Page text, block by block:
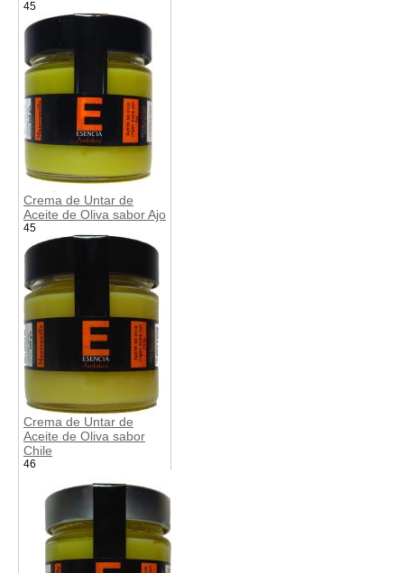
45
Crema de Untar de
Aceite de Oliva sabor Ajo
45
Crema de Untar de
Aceite de Oliva sabor
Chile
46